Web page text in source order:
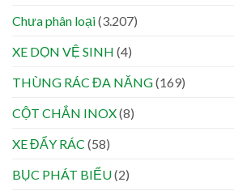
Chưa phân loại(3.207)
XE DỌN VỆ SINH (4)
THÙNG RÁC ĐA NĂNG(169)
CỘT CHẮN INOX(8)
XE ĐẨY RÁC (58)
BỤC PHÁT BIỂU(2)